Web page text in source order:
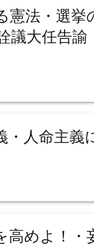
憲法・選挙
議大任告諭
・人命主義
高めよ！・